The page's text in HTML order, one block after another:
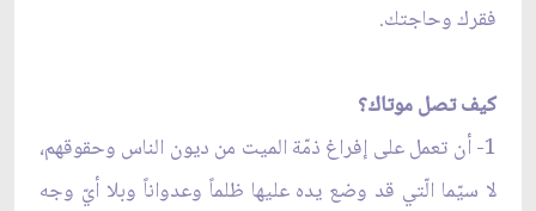
فقرك وحاجتك.
كيف تصل موتاك؟
1- أن تعمل على إفراغ ذمّة الميت من ديون الناس وحقوقهم،
لا سيّما الّتي قد وضع يده عليها ظلماً وعدواناً وبلا أيّ وجه